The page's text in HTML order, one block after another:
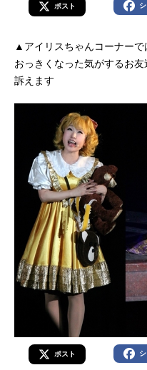
ポスト
▲アイリスちゃんコーナー
おっきくなった気がするお
訴えます
ポスト